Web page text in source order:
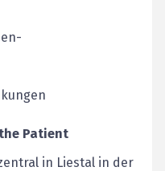
Patient
in Liestal in der